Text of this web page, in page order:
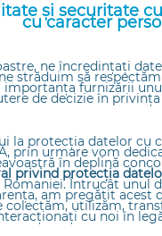
și securitate
cu caracter
ne încredințați
străduim să
importanța furnizării
de decizie în privința
la protecția datelor cu
prin urmare vom
în deplină
privind protecția
Întrucât unul
am pregătit acest
utilizăm,
cu noi în